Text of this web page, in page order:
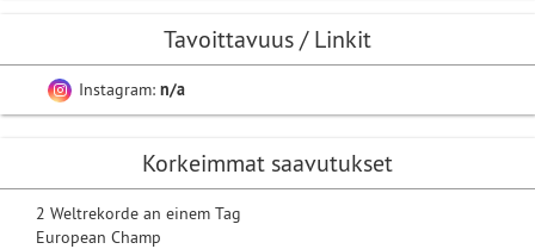
Tavoittavuus / Linkit
Instagram: n/a
Korkeimmat saavutukset
2 Weltrekorde an einem Tag
European Champ